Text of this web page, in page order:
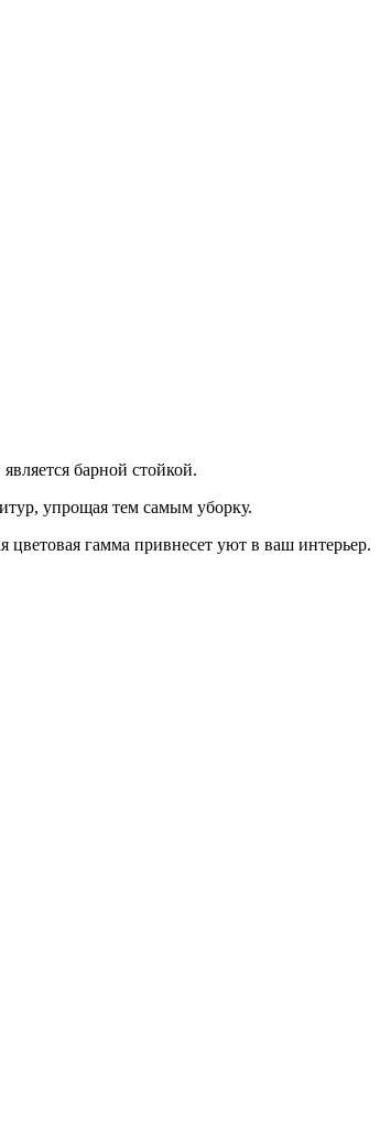
барной стойкой.
упрощая тем самым уборку.
гамма привнесет уют в ваш интерьер.